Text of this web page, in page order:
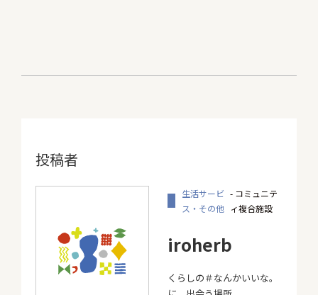
投稿者
iroherb
生活サービ
ス・その他
- コミュニテ
ィ複合施設
くらしの＃なんかいいな。